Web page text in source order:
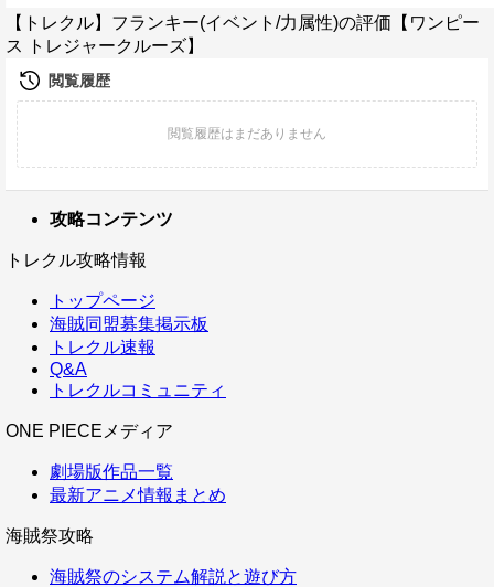
【トレクル】フランキー(イベント/力属性)の評価【ワンピー
ス トレジャークルーズ】
攻略コンテンツ
トレクル攻略情報
トップページ
海賊同盟募集掲示板
トレクル速報
Q&A
トレクルコミュニティ
ONE PIECEメディア
劇場版作品一覧
最新アニメ情報まとめ
海賊祭攻略
海賊祭のシステム解説と遊び方